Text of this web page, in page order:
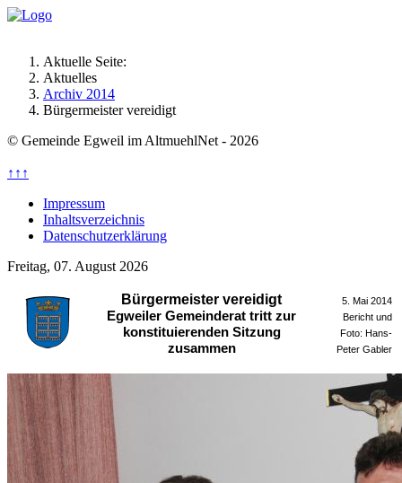
Aktuelle Seite:
Aktuelles
Archiv 2014
Bürgermeister vereidigt
© Gemeinde Egweil im AltmuehlNet - 2026
↑↑↑
Impressum
Inhaltsverzeichnis
Datenschutzerklärung
Freitag, 07. August 2026
Bürgermeister vereidigt
Egweiler Gemeinderat tritt zur
konstituierenden Sitzung
zusammen
5. Mai 2014
Bericht und
Foto: Hans-
Peter Gabler